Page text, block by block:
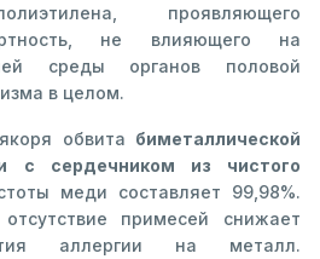
проявляющего
не влияющего на
среды органов половой
в целом.
обвита биметаллической
с сердечником из чистого
меди составляет 99,98%.
примесей снижает
аллергии на металл.